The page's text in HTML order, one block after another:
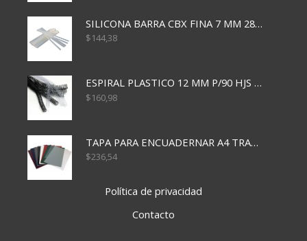
SILICONA BARRA CBX FINA 7 MM 28 CM
$144,38
ESPIRAL PLASTICO 12 MM P/90 HJS X50X1500
$160,98
TAPA PARA ENCUADERNAR A4 TRANSP x50x500
$236,54
Política de privacidad
Contacto